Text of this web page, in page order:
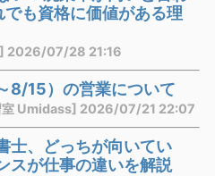
も資格に価値がある理
2026/07/28 21:16
8/15）の営業について
室 Umidass] 2026/07/21 22:07
士、どっちが向いてい
スが仕事の違いを解説